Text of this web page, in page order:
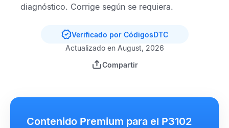
diagnóstico. Corrige según se requiera.
Verificado por CódigosDTC
Actualizado en August, 2026
Compartir
Contenido Premium para el P3102